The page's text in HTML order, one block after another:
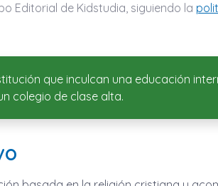
Editorial de Kidstudia, siguiendo la
que inculcan una educación
colegio de clase alta.